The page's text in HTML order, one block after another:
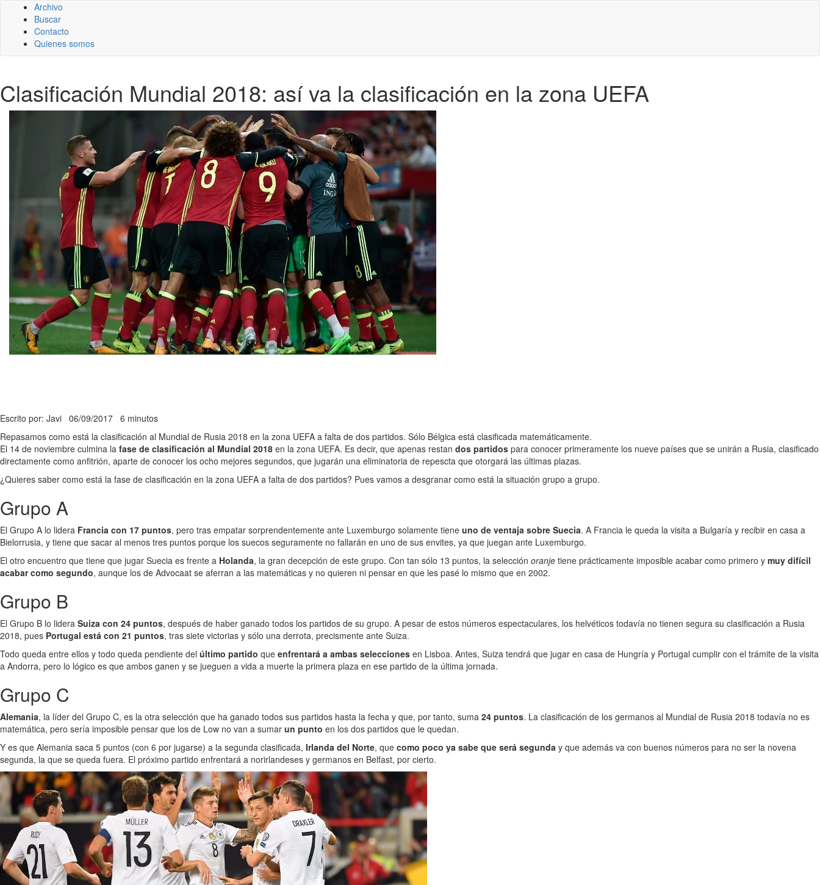
Archivo
Buscar
Contacto
Quienes somos
Clasificación Mundial 2018: así va la clasificación en la zona UEFA
Escrito por: Javi 06/09/2017 6 minutos
Repasamos como está la clasificación al Mundial de Rusia 2018 en la zona UEFA a falta de dos partidos. Sólo Bélgica está clasificada matemáticamente.
El 14 de noviembre culmina la fase de clasificación al Mundial 2018 en la zona UEFA. Es decir, que apenas restan dos partidos para conocer primeramente los nueve países que se unirán a Rusia, clasificado
directamente como anfitrión, aparte de conocer los ocho mejores segundos, que jugarán una eliminatoria de repescta que otorgará las últimas plazas.
¿Quieres saber como está la fase de clasificación en la zona UEFA a falta de dos partidos? Pues vamos a desgranar como está la situación grupo a grupo.
Grupo A
El Grupo A lo lidera Francia con 17 puntos, pero tras empatar sorprendentemente ante Luxemburgo solamente tiene uno de ventaja sobre Suecia. A Francia le queda la visita a Bulgaría y recibir en casa a
Bielorrusia, y tiene que sacar al menos tres puntos porque los suecos seguramente no fallarán en uno de sus envites, ya que juegan ante Luxemburgo.
El otro encuentro que tiene que jugar Suecia es frente a Holanda, la gran decepción de este grupo. Con tan sólo 13 puntos, la selección oranje tiene prácticamente imposible acabar como primero y muy difícil
acabar como segundo, aunque los de Advocaat se aferran a las matemáticas y no quieren ni pensar en que les pasé lo mismo que en 2002.
Grupo B
El Grupo B lo lidera Suiza con 24 puntos, después de haber ganado todos los partidos de su grupo. A pesar de estos números espectaculares, los helvéticos todavía no tienen segura su clasificación a Rusia
2018, pues Portugal está con 21 puntos, tras siete victorias y sólo una derrota, precismente ante Suiza.
Todo queda entre ellos y todo queda pendiente del último partido que enfrentará a ambas selecciones en Lisboa. Antes, Suiza tendrá que jugar en casa de Hungría y Portugal cumplir con el trámite de la visita
a Andorra, pero lo lógico es que ambos ganen y se jueguen a vida a muerte la primera plaza en ese partido de la última jornada.
Grupo C
Alemania, la líder del Grupo C, es la otra selección que ha ganado todos sus partidos hasta la fecha y que, por tanto, suma 24 puntos. La clasificación de los germanos al Mundial de Rusia 2018 todavía no es
matemática, pero sería imposible pensar que los de Low no van a sumar un punto en los dos partidos que le quedan.
Y es que Alemania saca 5 puntos (con 6 por jugarse) a la segunda clasificada, Irlanda del Norte, que como poco ya sabe que será segunda y que además va con buenos números para no ser la novena
segunda, la que se queda fuera. El próximo partido enfrentará a norirlandeses y germanos en Belfast, por cierto.